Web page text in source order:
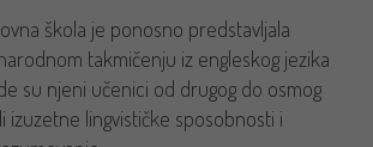
škola je ponosno predstavljala
takmičenju iz engleskog jezika
su njeni učenici od drugog do osmog
izuzetne lingvističke sposobnosti i